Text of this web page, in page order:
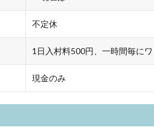
不定休
1日入村料500円、一時間毎に
現金のみ